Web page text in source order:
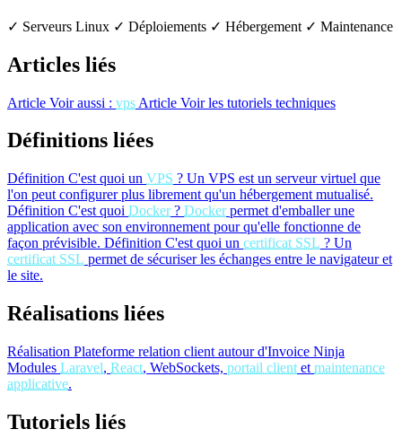
✓ Serveurs Linux ✓ Déploiements ✓ Hébergement ✓ Maintenance
Articles liés
Article Voir aussi : vps Article Voir les tutoriels techniques
Définitions liées
Définition C'est quoi un VPS ? Un VPS est un serveur virtuel que
l'on peut configurer plus librement qu'un hébergement mutualisé.
Définition C'est quoi Docker? Dockerpermet d'emballer une
application avec son environnement pour qu'elle fonctionne de
façon prévisible. Définition C'est quoi un certificat SSL ? Un
certificat SSL permet de sécuriser les échanges entre le navigateur et
le site.
Réalisations liées
Réalisation Plateforme relation client autour d'Invoice Ninja
Modules Laravel, React, WebSockets, portail client et maintenance
applicative.
Tutoriels liés